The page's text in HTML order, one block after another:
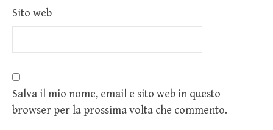
Sito web
Salva il mio nome, email e sito web in questo
browser per la prossima volta che commento.